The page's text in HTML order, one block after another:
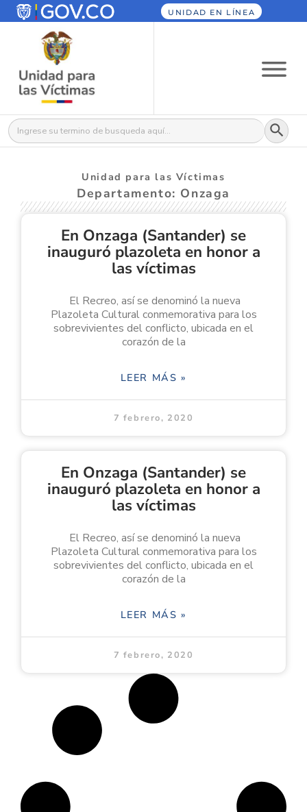
UNIDAD EN LÍNEA
Buscar: Botón
Unidad para las Víctimas
Departamento: Onzaga
En Onzaga (Santander) se
inauguró plazoleta en honor a
las víctimas
El Recreo, así se denominó la nueva
Plazoleta Cultural conmemorativa para los
sobrevivientes del conflicto, ubicada en el
corazón de la
LEER MÁS »
7 febrero, 2020
En Onzaga (Santander) se
inauguró plazoleta en honor a
las víctimas
El Recreo, así se denominó la nueva
Plazoleta Cultural conmemorativa para los
sobrevivientes del conflicto, ubicada en el
corazón de la
LEER MÁS »
7 febrero, 2020